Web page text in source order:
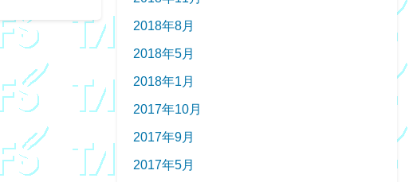
2018年8月
2018年5月
2018年1月
2017年10月
2017年9月
2017年5月